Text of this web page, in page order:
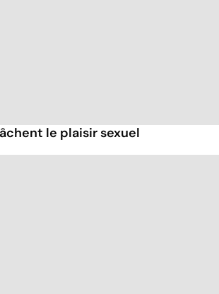
le plaisir sexuel